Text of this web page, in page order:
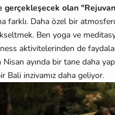
gerçekleşecek olan
farklı. Daha özel bir
Ben yoga ve
aktivitelerinden de
ayında bir tane daha
Bali inzivamız daha geliyor.